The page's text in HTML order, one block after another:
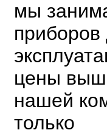
мы
цены
нашей
только